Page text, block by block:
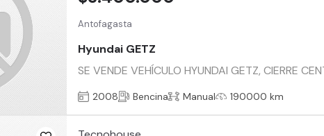
Antofagasta
Hyundai GETZ
SE VENDE VEHÍCULO HYUNDAI GETZ, CIERRE
2008 Bencina Manual 190000 km